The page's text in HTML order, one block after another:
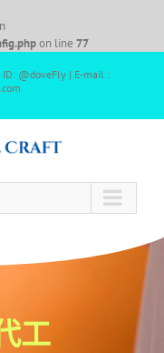
on line 77
@doveFly | E-mail :
工